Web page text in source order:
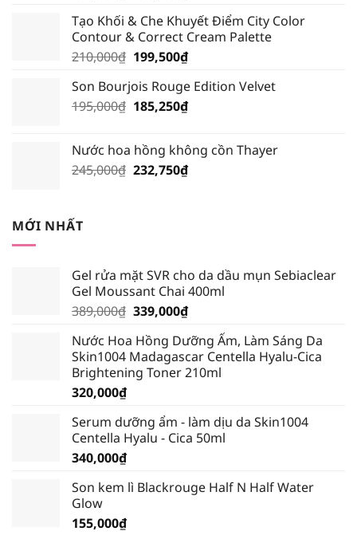
là:
195,000₫.
tại
là:
185,250₫.
Tạo Khối & Che Khuyết Điểm City Color
Contour & Correct Cream Palette
210,000₫ Giá
là:
210,000₫.
199,500₫Giá
tại
là:
Son Bourjois Rouge Edition Velvet
195,000₫ Giá
195,000₫.
185,250₫Giá
là:
185,250₫.
Nước hoa hồng không cồn Thayer
245,000₫ Giá
232,750₫Giá
MỚI NHẤT
Gel rửa mặt SVR cho da dầu mụn Sebiaclear
Gel Moussant Chai 400ml
389,000₫ Giá
là:
389,000₫.
339,000₫Giá
tại
là:
339,000₫.
Nước Hoa Hồng Dưỡng Ẩm, Làm Sáng Da
Skin1004 Madagascar Centella Hyalu-Cica
Brightening Toner 210ml
320,000₫
Serum dưỡng ẩm - làm dịu da Skin1004
Centella Hyalu - Cica 50ml
340,000₫
Son kem lì Blackrouge Half N Half Water
Glow
155,000₫